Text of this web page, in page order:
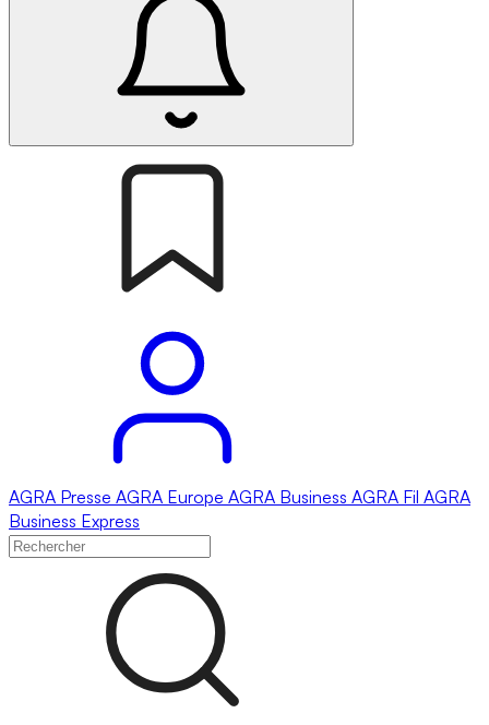
AGRA Presse AGRA Europe AGRA Business AGRA Fil AGRA
Business Express